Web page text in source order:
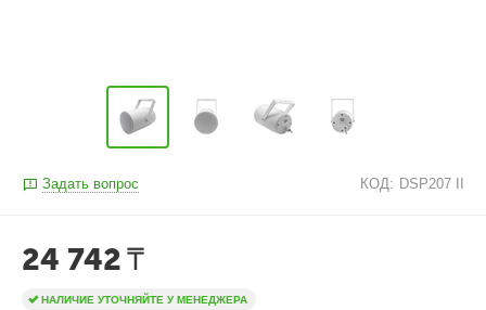
Задать вопрос КОД: DSP207 II
24 742₸
НАЛИЧИЕ УТОЧНЯЙТЕ У МЕНЕДЖЕРА